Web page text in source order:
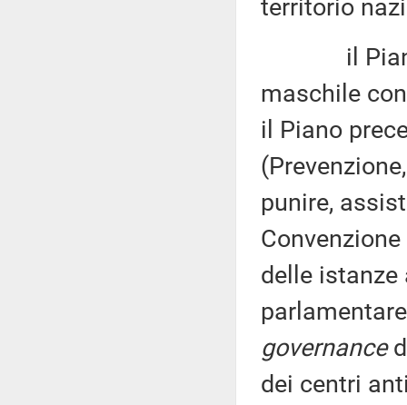
territorio
il Piano
maschile
il Piano
punire,
delle
governance
dei centri